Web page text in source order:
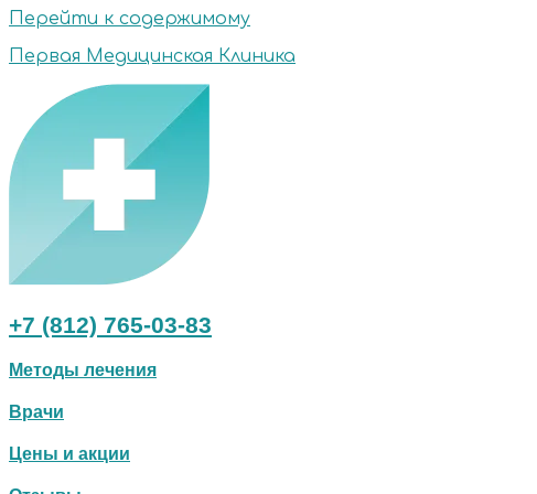
Перейти к содержимому
Первая Медицинская Клиника
+7 (812) 765-03-83
Методы лечения
Врачи
Цены и акции